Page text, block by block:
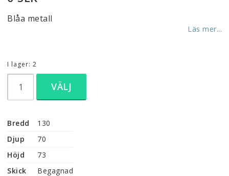
Blåa metall
Läs mer...
I lager: 2
VÄLJ
Bredd
130
Djup
70
Höjd
73
Skick
Begagnad